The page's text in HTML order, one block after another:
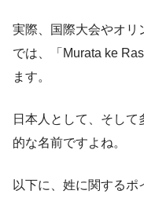
実際、国際大会やオリ
では、「Murata ke
ます。
日本人として、そし
的な名前ですよね。
以下に、姓に関するポ